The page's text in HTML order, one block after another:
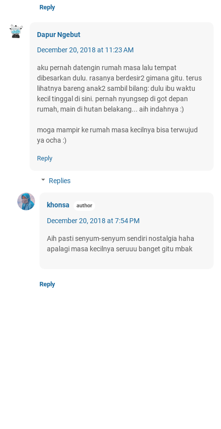
Reply
Dapur Ngebut
December 20, 2018 at 11:23 AM
aku pernah datengin rumah masa lalu tempat
dibesarkan dulu. rasanya berdesir2 gimana gitu. terus
lihatnya bareng anak2 sambil bilang: dulu ibu waktu
kecil tinggal di sini. pernah nyungsep di got depan
rumah, main di hutan belakang... aih indahnya :)
moga mampir ke rumah masa kecilnya bisa terwujud
ya ocha :)
Reply
Replies
khonsa
December 20, 2018 at 7:54 PM
Aih pasti senyum-senyum sendiri nostalgia haha
apalagi masa kecilnya seruuu banget gitu mbak
Reply